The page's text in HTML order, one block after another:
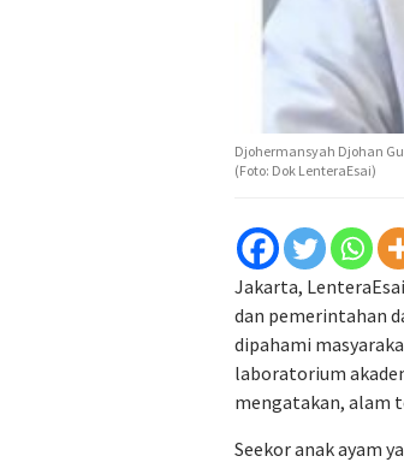
Djohermansyah Djohan
(Foto: Dok LenteraEsai)
Jakarta,
dan pemerintahan
dipahami
laboratorium
mengatakan, alam
Seekor anak ayam